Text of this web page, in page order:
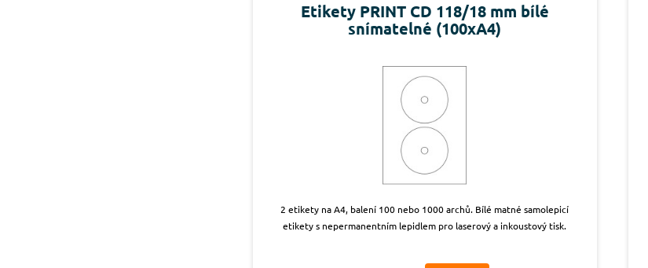
Etikety PRINT CD 118/18 mm bílé
snímatelné (100xA4)
2 etikety na A4, balení 100 nebo 1000 archů. Bílé matné samolepicí
etikety s nepermanentním lepidlem pro laserový a inkoustový tisk.